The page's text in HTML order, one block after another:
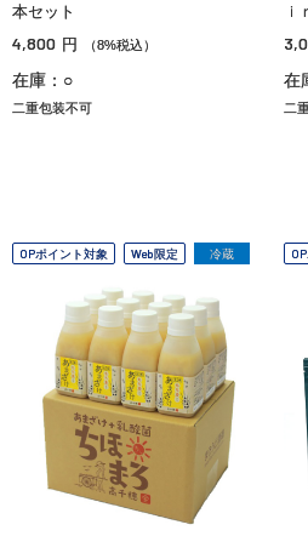
本セット
4,800 円 （8%税込）
在庫：○
二重包装不可
在
二
OPポイント対象 Web限定 冷蔵